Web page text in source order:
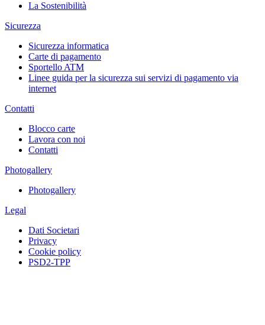
La Sostenibilità
Sicurezza
Sicurezza informatica
Carte di pagamento
Sportello ATM
Linee guida per la sicurezza sui servizi di pagamento via
internet
Contatti
Blocco carte
Lavora con noi
Contatti
Photogallery
Photogallery
Legal
Dati Societari
Privacy
Cookie policy
PSD2-TPP